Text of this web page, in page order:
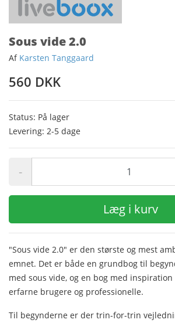
Sous vide 2.0
Af Karsten Tanggaard
560 DKK
Status: På lager
Levering: 2-5 dage
-
Læg i kurv
"Sous vide 2.0" er den største og mest
emnet. Det er både en grundbog til
med sous vide, og en bog med
erfarne brugere og professionelle.
Til begynderne er der trin-for-trin